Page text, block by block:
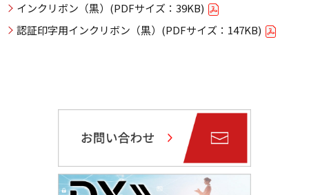
インクリボン（黒）(PDFサイズ：39KB)
認証印字用インクリボン（黒）(PDFサイズ：147KB)